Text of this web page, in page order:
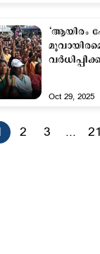
‘ആയിരം
Oct 29, 2025
2 3 ... 21